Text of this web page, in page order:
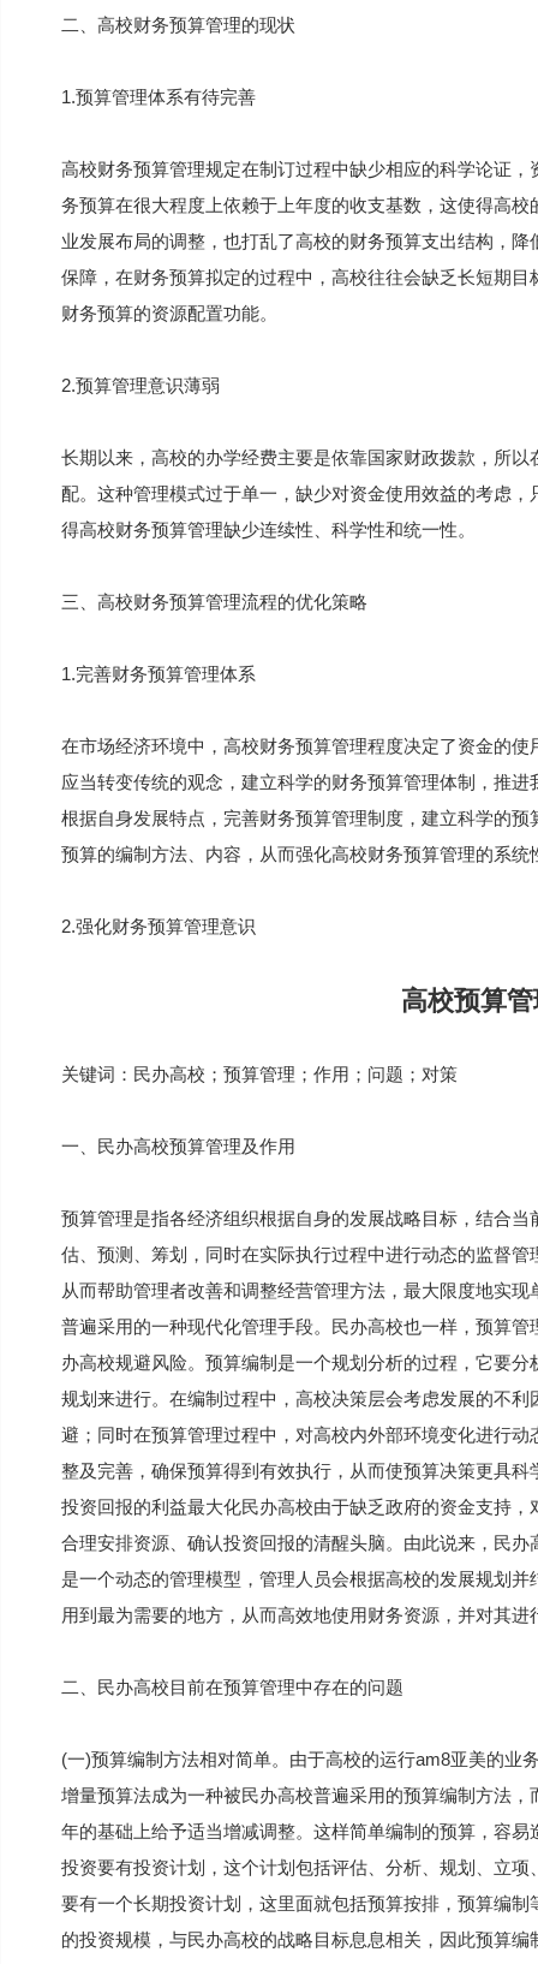
二、高校财务预算管理的现状
1.预算管理体系有待完善
高校财务预算管理规定在制订过程中缺少相应的科学论证
务预算在很大程度上依赖于上年度的收支基数，这使得高
业发展布局的调整，也打乱了高校的财务预算支出结构，
保障，在财务预算拟定的过程中，高校往往会缺乏长短期
财务预算的资源配置功能。
2.预算管理意识薄弱
长期以来，高校的办学经费主要是依靠国家财政拨款，所
配。这种管理模式过于单一，缺少对资金使用效益的考虑
得高校财务预算管理缺少连续性、科学性和统一性。
三、高校财务预算管理流程的优化策略
1.完善财务预算管理体系
在市场经济环境中，高校财务预算管理程度决定了资金的
应当转变传统的观念，建立科学的财务预算管理体制，推
根据自身发展特点，完善财务预算管理制度，建立科学的
预算的编制方法、内容，从而强化高校财务预算管理的系
2.强化财务预算管理意识
高校预算
关键词：民办高校；预算管理；作用；问题；对策
一、民办高校预算管理及作用
预算管理是指各经济组织根据自身的发展战略目标，结合
估、预测、筹划，同时在实际执行过程中进行动态的监督
从而帮助管理者改善和调整经营管理方法，最大限度地实
普遍采用的一种现代化管理手段。民办高校也一样，预算
办高校规避风险。预算编制是一个规划分析的过程，它要
规划来进行。在编制过程中，高校决策层会考虑发展的不
避；同时在预算管理过程中，对高校内外部环境变化进行
整及完善，确保预算得到有效执行，从而使预算决策更具
投资回报的利益最大化民办高校由于缺乏政府的资金支持
合理安排资源、确认投资回报的清醒头脑。由此说来，民
是一个动态的管理模型，管理人员会根据高校的发展规划
用到最为需要的地方，从而高效地使用财务资源，并对其
二、民办高校目前在预算管理中存在的问题
(一)预算编制方法相对简单。由于高校的运行am8亚美的业
增量预算法成为一种被民办高校普遍采用的预算编制方法
年的基础上给予适当增减调整。这样简单编制的预算，容
投资要有投资计划，这个计划包括评估、分析、规划、立
要有一个长期投资计划，这里面就包括预算按排，预算编
的投资规模，与民办高校的战略目标息息相关，因此预算